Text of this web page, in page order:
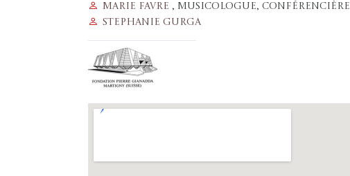
Marie Favre , musicologue, conférencière
Stephanie Gurga